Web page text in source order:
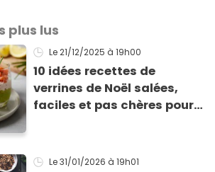
plus lus
Le 21/12/2025 à 19h00
10 idées recettes de
verrines de Noël salées,
faciles et pas chères pour
Le 31/01/2026 à 19h01